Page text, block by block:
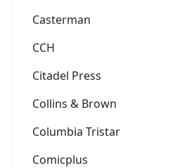
Casterman
CCH
Citadel Press
Collins & Brown
Columbia Tristar
Comicplus